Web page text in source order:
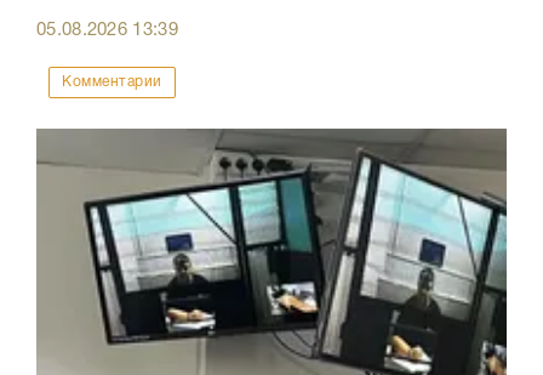
05.08.2026 13:39
Комментарии